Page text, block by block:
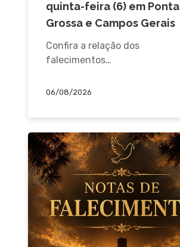
quinta-feira (6) em Ponta
Grossa e Campos Gerais
Confira a relação dos
falecimentos…
06/08/2026